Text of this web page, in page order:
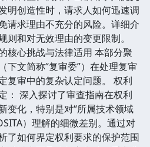
明创造性时，请求人如何迅速调
请求理由不充分的风险。详细介
则和对无效理由的变更限制。
核心挑战与法律适用 本部分聚
下文简称“复审委”）在处理复审
复审中的复杂认定问题。 权利
： 深入探讨了审查指南在权利
变化，特别是对“所属技术领域
）理解的细微差别。通过对
了如何界定权利要求的保护范围